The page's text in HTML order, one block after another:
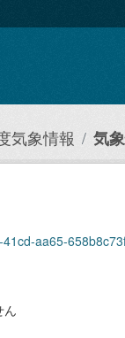
気象情報 気
aa65-
ん